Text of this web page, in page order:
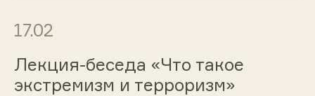
17.02
Лекция-беседа «Что такое
экстремизм и терроризм»